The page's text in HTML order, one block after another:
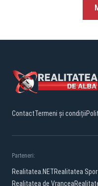
ContactTermeni și condiții
Parteneri:
Realitatea.NETRealitatea
Realitatea de Vrancea